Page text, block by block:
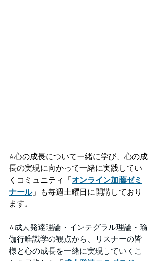
⭐️心の成長について一緒に学び、心の成
長の実現に向かって一緒に実践してい
くコミュニティ「 オンライン加藤ゼミ
ナール」も毎週土曜日に開講しており
ます。
⭐️成人発達理論・インテグラル理論・瑜
伽行唯識学の観点から、リスナーの皆
様と心の成長を一緒に実現していくこ